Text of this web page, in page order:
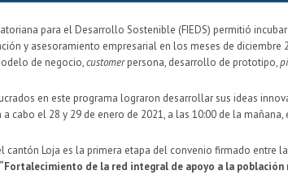
para el Desarrollo Sostenible (FIEDS) permitió
y asesoramiento empresarial en los meses de
de negocio,customerpersona, desarrollo de prototipo,
en este programa lograron desarrollar sus ideas
cabo el 28 y 29 de enero de 2021, a las 10:00 de la
Loja es la primera etapa del convenio firmado entre
“Fortalecimiento de la red integral de apoyo a la